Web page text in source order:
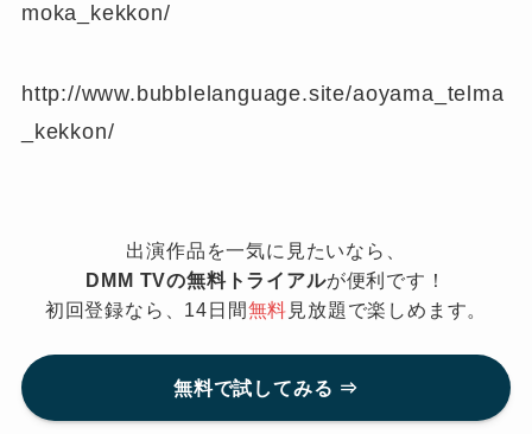
moka_kekkon/
http://www.bubblelanguage.site/aoyama_telma
_kekkon/
出演作品を一気に見たいなら、
DMM TVの無料トライアルが便利です！
初回登録なら、14日間無料 見放題で楽しめます。
無料で試してみる ⇒